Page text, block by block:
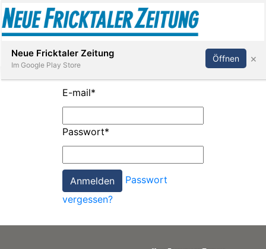
Paper
Abonnieren Anmelden
E-mail*
Passwort*
Passwort
vergessen?
Neue Fricktaler Zeitung
Im Google Play Store
Öffnen ×